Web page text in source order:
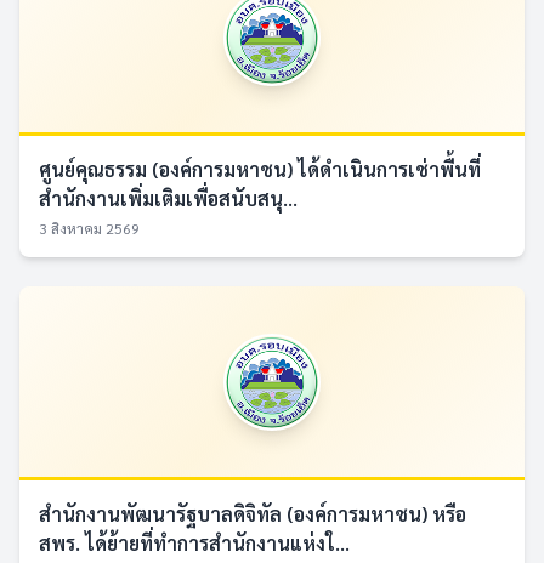
ศูนย์คุณธรรม (องค์การมหาชน) ได้ดำเนินการเช่าพื้นที่
สำนักงานเพิ่มเติมเพื่อสนับสนุ...
3 สิงหาคม 2569
สำนักงานพัฒนารัฐบาลดิจิทัล (องค์การมหาชน) หรือ
สพร. ได้ย้ายที่ทำการสำนักงานแห่งใ...